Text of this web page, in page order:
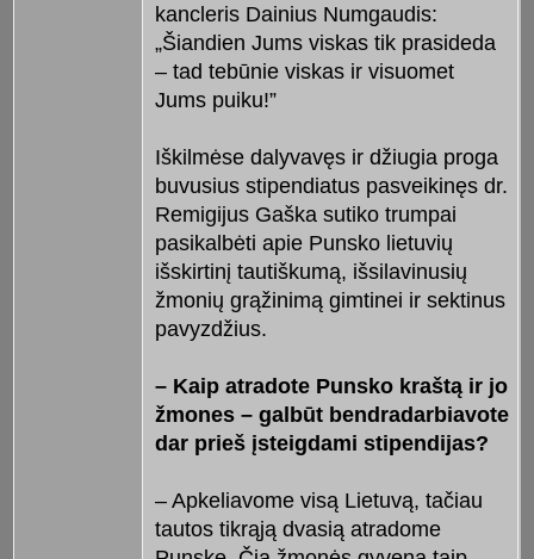
kancleris Dainius Numgaudis:
„Šiandien Jums viskas tik prasideda
– tad tebūnie viskas ir visuomet
Jums puiku!”
Iškilmėse dalyvavęs ir džiugia proga
buvusius stipendiatus pasveikinęs dr.
Remigijus Gaška sutiko trumpai
pasikalbėti apie Punsko lietuvių
išskirtinį tautiškumą, išsilavinusių
žmonių grąžinimą gimtinei ir sektinus
pavyzdžius.
– Kaip atradote Punsko kraštą ir jo
žmones – galbūt bendradarbiavote
dar prieš įsteigdami stipendijas?
– Apkeliavome visą Lietuvą, tačiau
tautos tikrąją dvasią atradome